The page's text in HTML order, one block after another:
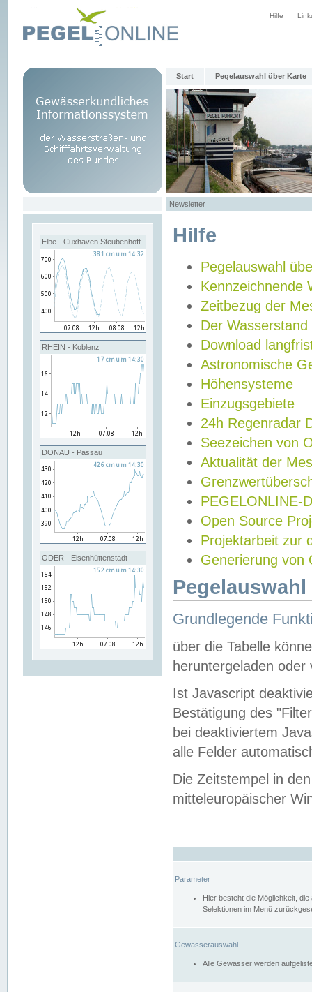
Hilfe
Start Pegelauswahl über Karte
Newsletter
Elbe - Cuxhaven Steubenhöft
RHEIN - Koblenz
DONAU - Passau
ODER - Eisenhüttenstadt
Hilfe
Pegelauswahl
Kennzeichnende
Zeitbezug der
Der Wasserstand
Download
Astronomische
Höhensysteme
Einzugsgebiete
24h Regenradar
Seezeichen von
Aktualität der
PEGELONLINE-
Open Source
Projektarbeit zur
Generierung von
Grundlegende
über die Tabelle
heruntergeladen oder
Ist Javascript
Bestätigung des
bei deaktiviertem
alle Felder
Die Zeitstempel in
mitteleuropäischer
Parameter
Hier besteht die Möglichkeit,
Selektionen im Menü
Gewässerauswahl
Alle Gewässer werden